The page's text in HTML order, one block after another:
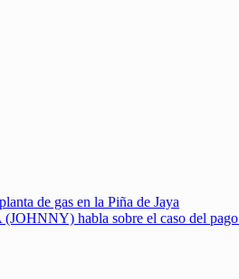
de gas en la Piña de Jaya
habla sobre el caso del